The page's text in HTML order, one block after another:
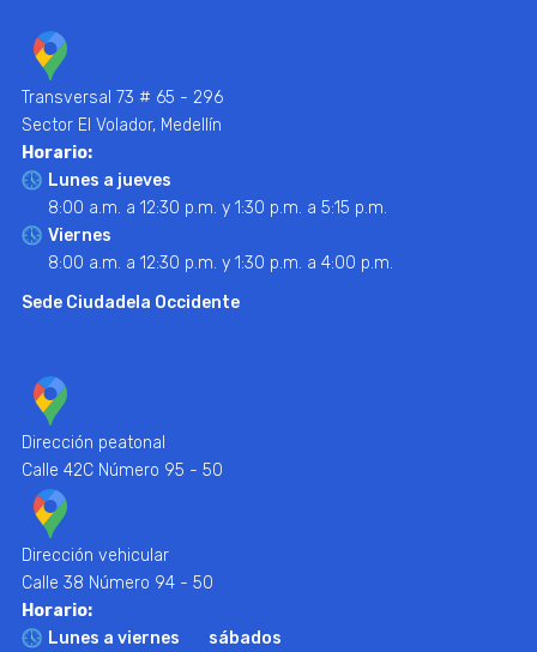
Transversal 73 # 65 - 296
Sector El Volador, Medellín
Horario:
Lunes a jueves
8:00 a.m. a 12:30 p.m. y 1:30 p.m. a 5:15 p.m.
Viernes
8:00 a.m. a 12:30 p.m. y 1:30 p.m. a 4:00 p.m.
Sede Ciudadela Occidente
Dirección peatonal
Calle 42C Número 95 - 50
Dirección vehicular
Calle 38 Número 94 - 50
Horario:
Lunes a viernes
sábados